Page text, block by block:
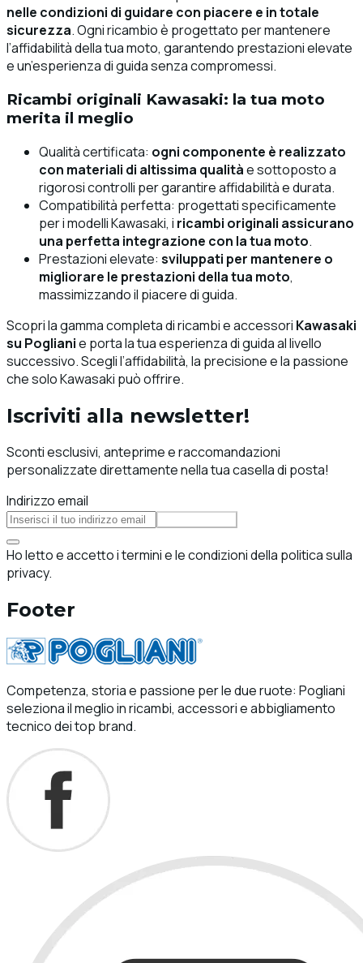
nelle condizioni di guidare con piacere e in totale
sicurezza. Ogni ricambio è progettato per mantenere
l’affidabilità della tua moto, garantendo prestazioni elevate
e un’esperienza di guida senza compromessi.
Ricambi originali Kawasaki: la tua moto
merita il meglio
Qualità certificata: ogni componente è realizzato
con materiali di altissima qualitàe sottoposto a
rigorosi controlli per garantire affidabilità e durata.
Compatibilità perfetta: progettati specificamente
per i modelli Kawasaki, i ricambi originali assicurano
una perfetta integrazione con la tua moto.
Prestazioni elevate: sviluppati per mantenere o
migliorare le prestazioni della tua moto,
massimizzando il piacere di guida.
Scopri la gamma completa di ricambi e accessori Kawasaki
su Poglianie porta la tua esperienza di guida al livello
successivo. Scegli l’affidabilità, la precisione e la passione
che solo Kawasaki può offrire.
Iscriviti alla newsletter!
Sconti esclusivi, anteprime e raccomandazioni
personalizzate direttamente nella tua casella di posta!
Indirizzo email
Ho letto e accetto i termini e le condizioni della politica sulla
privacy.
Footer
Competenza, storia e passione per le due ruote: Pogliani
seleziona il meglio in ricambi, accessori e abbigliamento
tecnico dei top brand.